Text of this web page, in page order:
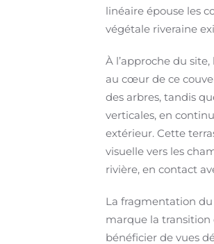
linéaire épouse les
végétale riveraine
À l’approche du
au cœur de ce
des arbres, tandis
verticales, en
extérieur. Cette
visuelle vers les
rivière, en contact
La fragmentation du
marque la transition
bénéficier de vues